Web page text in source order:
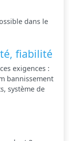
dans le
fiabilité
exigences :
bannissement
système de